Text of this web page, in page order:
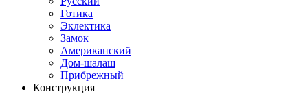
Готика
Эклектика
Замок
Американский
Дом-шалаш
Прибрежный
Конструкция